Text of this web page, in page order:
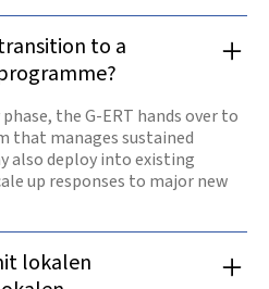
to a
the G-ERT hands over to
that manages sustained
also deploy into existing
up responses to major new
lokalen